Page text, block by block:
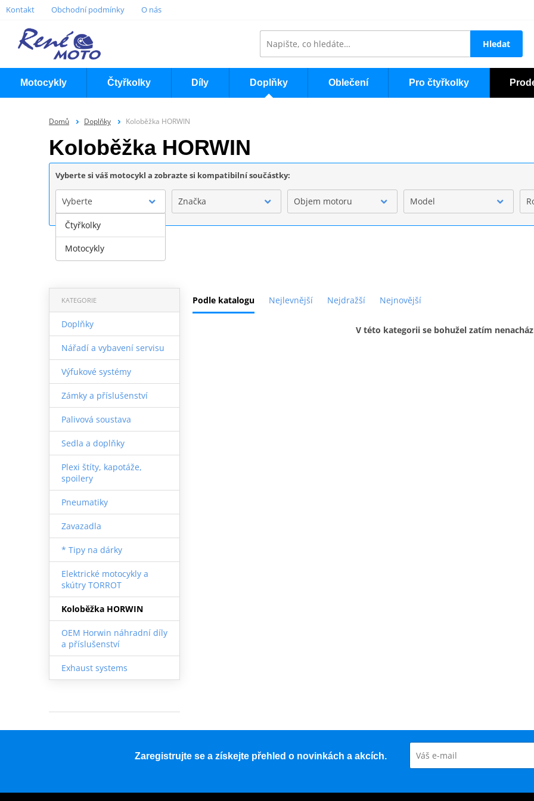
Kontakt Obchodní podmínky O nás
Hledat
Motocykly Čtyřkolky Díly Doplňky Oblečení Pro čtyřkolky
Domů Doplňky Koloběžka HORWIN
Koloběžka HORWIN
Vyberte si váš motocykl a zobrazte si kompatibilní součástky:
Vyberte Značka Objem motoru Model
Podle katalogu Nejlevnější Nejdražší Nejnovější
KATEGORIE
Doplňky
Nářadí a vybavení servisu
Výfukové systémy
Zámky a příslušenství
Palivová soustava
Sedla a doplňky
Plexi štíty, kapotáže,
spoilery
Pneumatiky
Zavazadla
* Tipy na dárky
Elektrické motocykly a
skútry TORROT
Koloběžka HORWIN
OEM Horwin náhradní díly
a příslušenství
Exhaust systems
V této kategorii se bohužel zatím
Zaregistrujte se a získejte přehled o novinkách a akcích.
Čtyřkolky
Motocykly